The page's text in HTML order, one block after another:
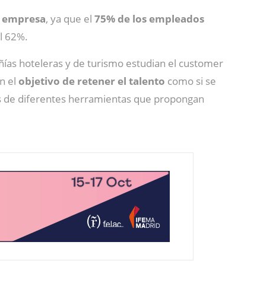
, ya que el 75% de los empleados
62%.
hoteleras y de turismo estudian el customer
el objetivo de retener el talento como si se
de diferentes herramientas que propongan